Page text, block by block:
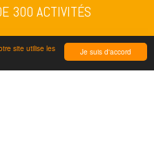
Je suis d'accord
site utilise les
300 ACTIVITÉS